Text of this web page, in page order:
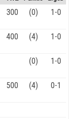
300 (0) 1-0
400 (4) 1-0
(0) 1-0
500 (4) 0-1